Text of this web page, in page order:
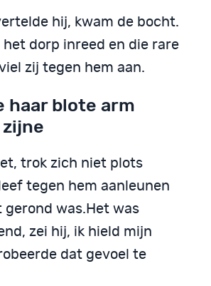
hij, kwam de bocht.
het dorp inreed en die rare
zij tegen hem aan.
haar blote arm
trok zich niet plots
tegen hem aanleunen
was.Het was
zei hij, ik hield mijn
dat gevoel te